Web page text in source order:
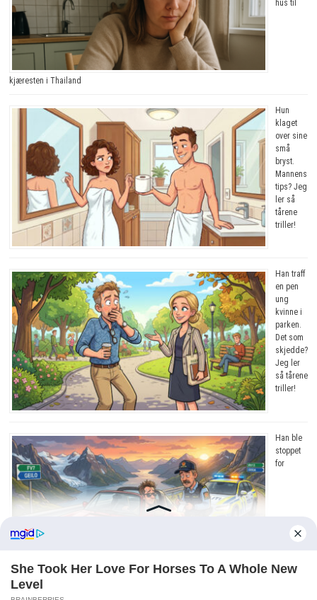
hus til
kjæresten i Thailand
Hun
klaget
over sine
små
bryst.
Mannens
tips? Jeg
ler så
tårene
triller!
Han traff
en pen
ung
kvinne i
parken.
Det som
skjedde?
Jeg ler
så tårene
triller!
Han ble
stoppet
for
råkjøring. Grunnen? Jeg ler så tårene triller!